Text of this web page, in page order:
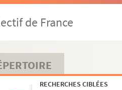
de France
RECHERCHES CIBLÉES